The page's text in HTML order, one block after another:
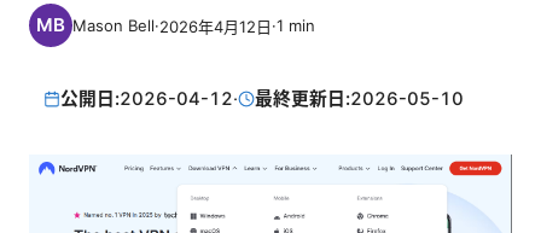
Mason Bell·2026年4月12日·1 min
公開日:2026-04-12· 最終更新日:2026-05-10